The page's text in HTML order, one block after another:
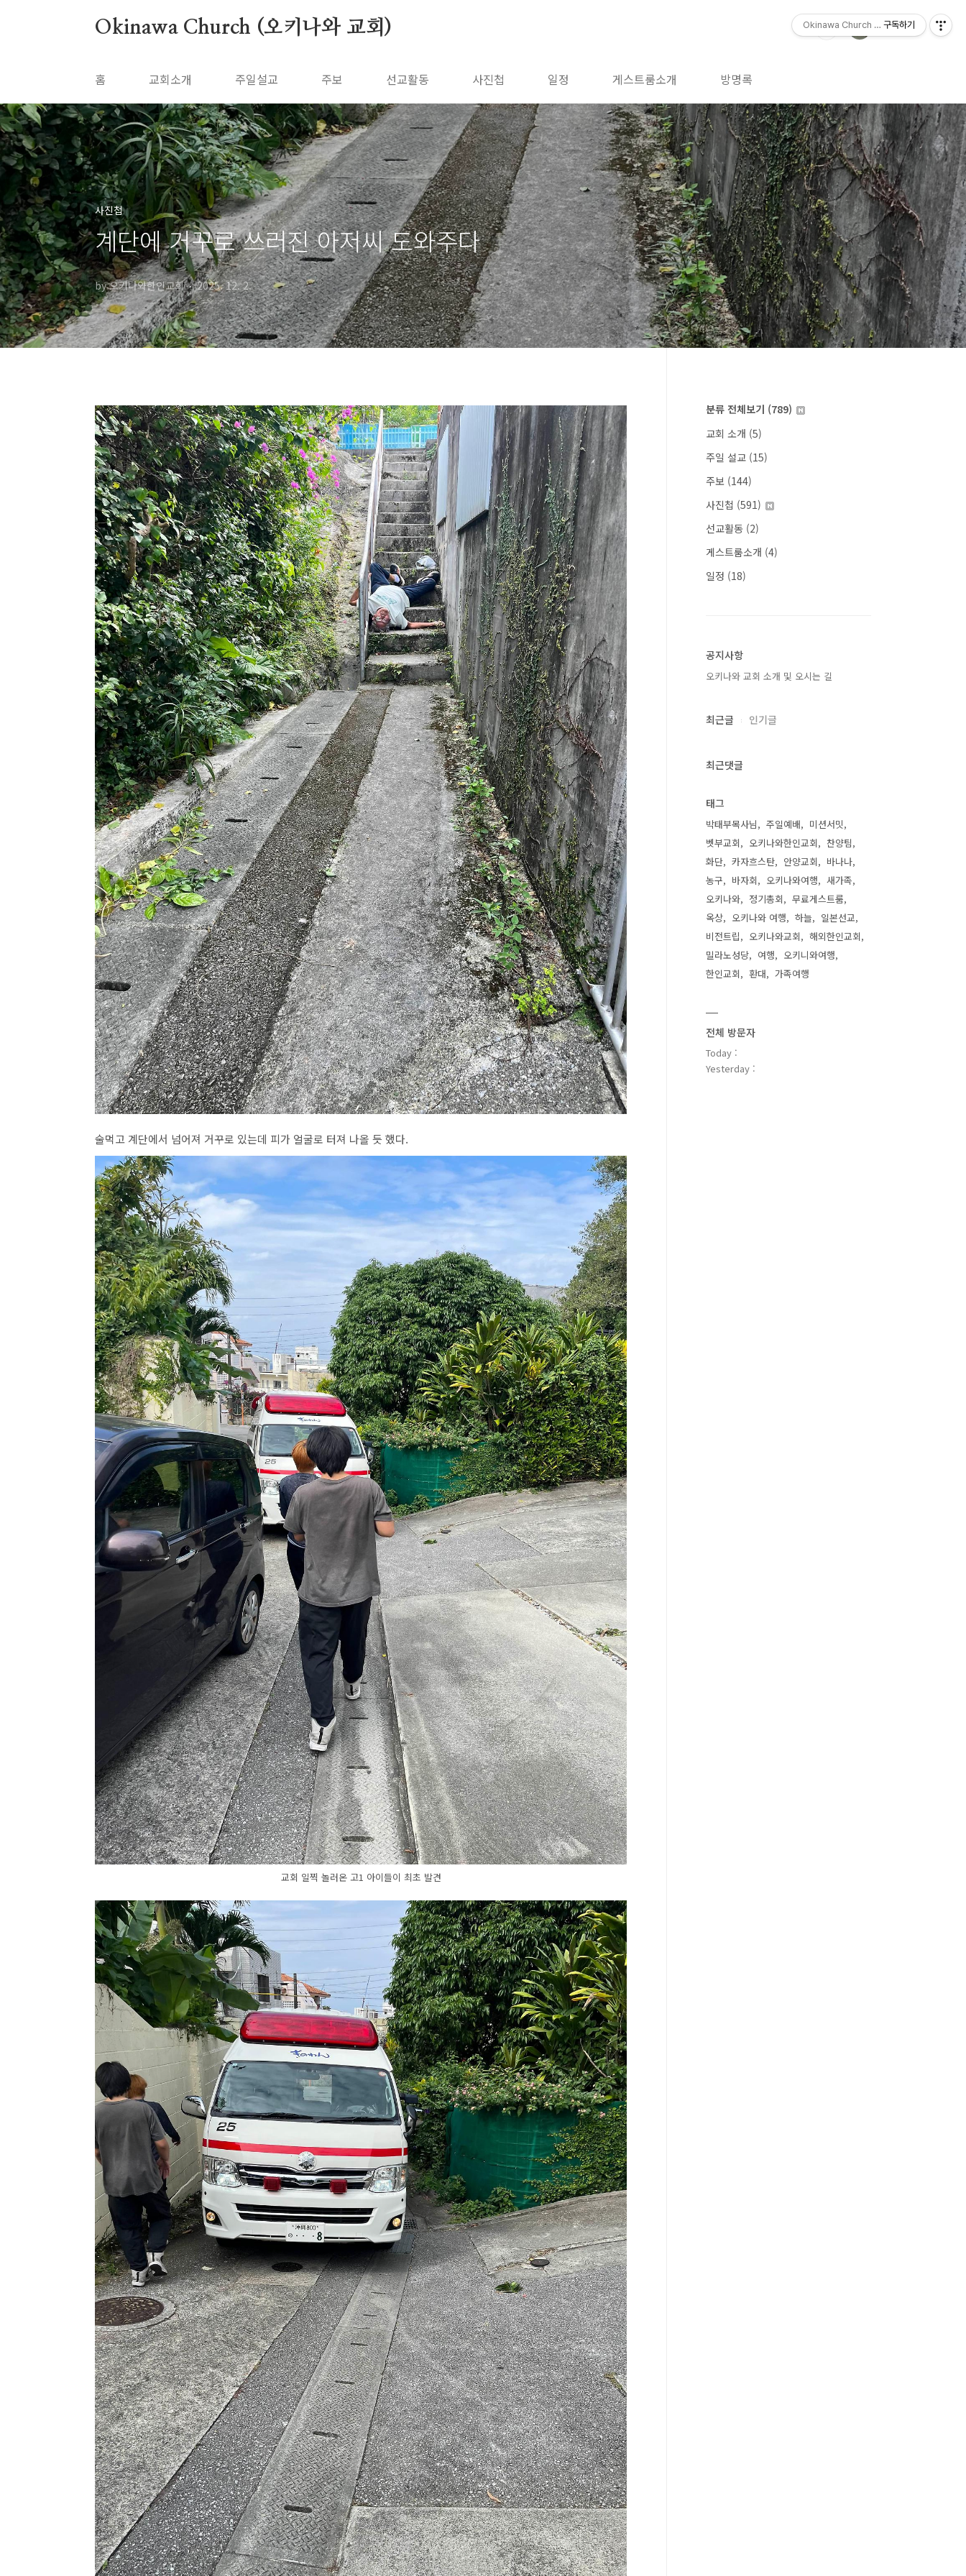
Okinawa Church (오키나와 교회)
홈 교회소개 주일설교 주보 선교활동 사진첩 일정 게스트룸소개 방명록
사진첩
계단에 거꾸로 쓰러진 아저씨 도와주다
by 오키나와한인교회 2025. 12. 2.
술먹고 계단에서 넘어져 거꾸로 있는데 피가 얼굴로 터져 나올 듯 했다.
교회 일찍 놀러온 고1 아이들이 최초 발견
분류 전체보기 (789)
교회 소개 (5)
주일 설교 (15)
주보 (144)
사진첩 (591)
선교활동 (2)
게스트룸소개 (4)
일정 (18)
공지사항
오키나와 교회 소개 및 오시는 길
최근글 인기글
최근댓글
태그
박태부목사님 주일예배
미션서밋
벳부교회
오키나와한인교회
찬양팀
화단
카자흐스탄 안양교회
바나나
농구
바자회 오키나와여행
새가족
오키나와
정기총회
무료게스트룸
옥상
오키나와 여행 하늘
일본선교
비전트립
오키나와교회
해외한인교회
밀라노성당
여행
오키니와여행
한인교회
환대 가족여행
전체 방문자
Today :
Yesterday :
Okinawa Church (오키나와 교회)
구독하기